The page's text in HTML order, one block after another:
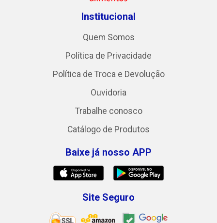
Institucional
Quem Somos
Política de Privacidade
Política de Troca e Devolução
Ouvidoria
Trabalhe conosco
Catálogo de Produtos
Baixe já nosso APP
Site Seguro